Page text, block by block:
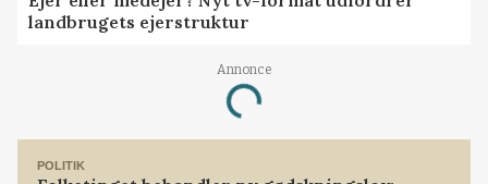
landbrugets ejerstruktur
Annonce
Loading...
POLITIK